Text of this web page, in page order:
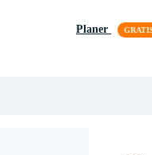
Planer